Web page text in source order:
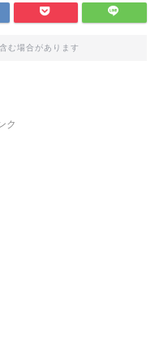
む場合があります
ク